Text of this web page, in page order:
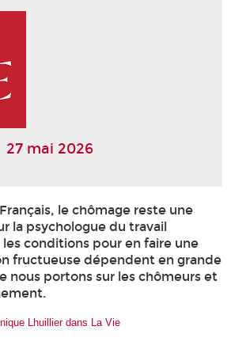
27 mai 2026
le chômage reste une
la psychologue du travail
conditions pour en faire une
fructueuse dépendent en grande
nous portons sur les chômeurs et
Lhuillier dans La Vie